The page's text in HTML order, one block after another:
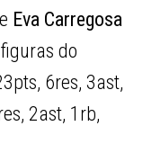
Eva Carregosa
do
6res, 3ast,
2ast, 1rb,